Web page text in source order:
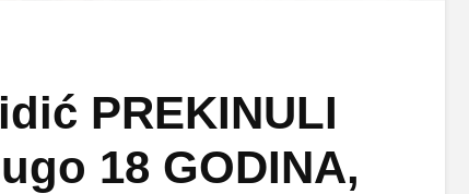
PREKINULI
18 GODINA,